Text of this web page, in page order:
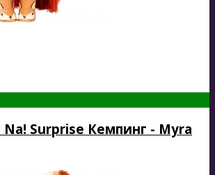
Na! Surprise Кемпинг - Myra